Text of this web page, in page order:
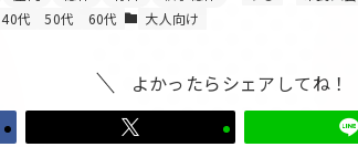
40代 50代 60代 大人向け
よかったらシェアしてね！